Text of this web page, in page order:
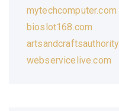
mytechcomputer.com
bioslot168.com
webservicelive.com